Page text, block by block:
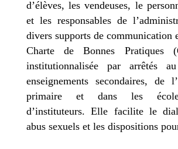
d’élèves, les vendeuses, le
et les responsables de
divers supports de
Charte de Bonnes Pratiques
institutionnalisée par arrêtés
enseignements secondaires, de
primaire et dans les
d’instituteurs. Elle facilite le
abus sexuels et les dispositions